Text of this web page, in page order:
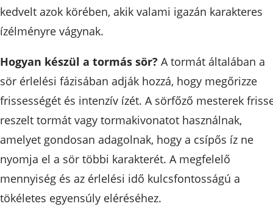
kedvelt azok körében, akik valami igazán karakteres
ízélményre vágynak.
Hogyan készül a tormás sör? A tormát általában a
sör érlelési fázisában adják hozzá, hogy megőrizze
frissességét és intenzív ízét. A sörfőző mesterek
reszelt tormát vagy tormakivonatot használnak,
amelyet gondosan adagolnak, hogy a csípős íz ne
nyomja el a sör többi karakterét. A megfelelő
mennyiség és az érlelési idő kulcsfontosságú a
tökéletes egyensúly eléréséhez.